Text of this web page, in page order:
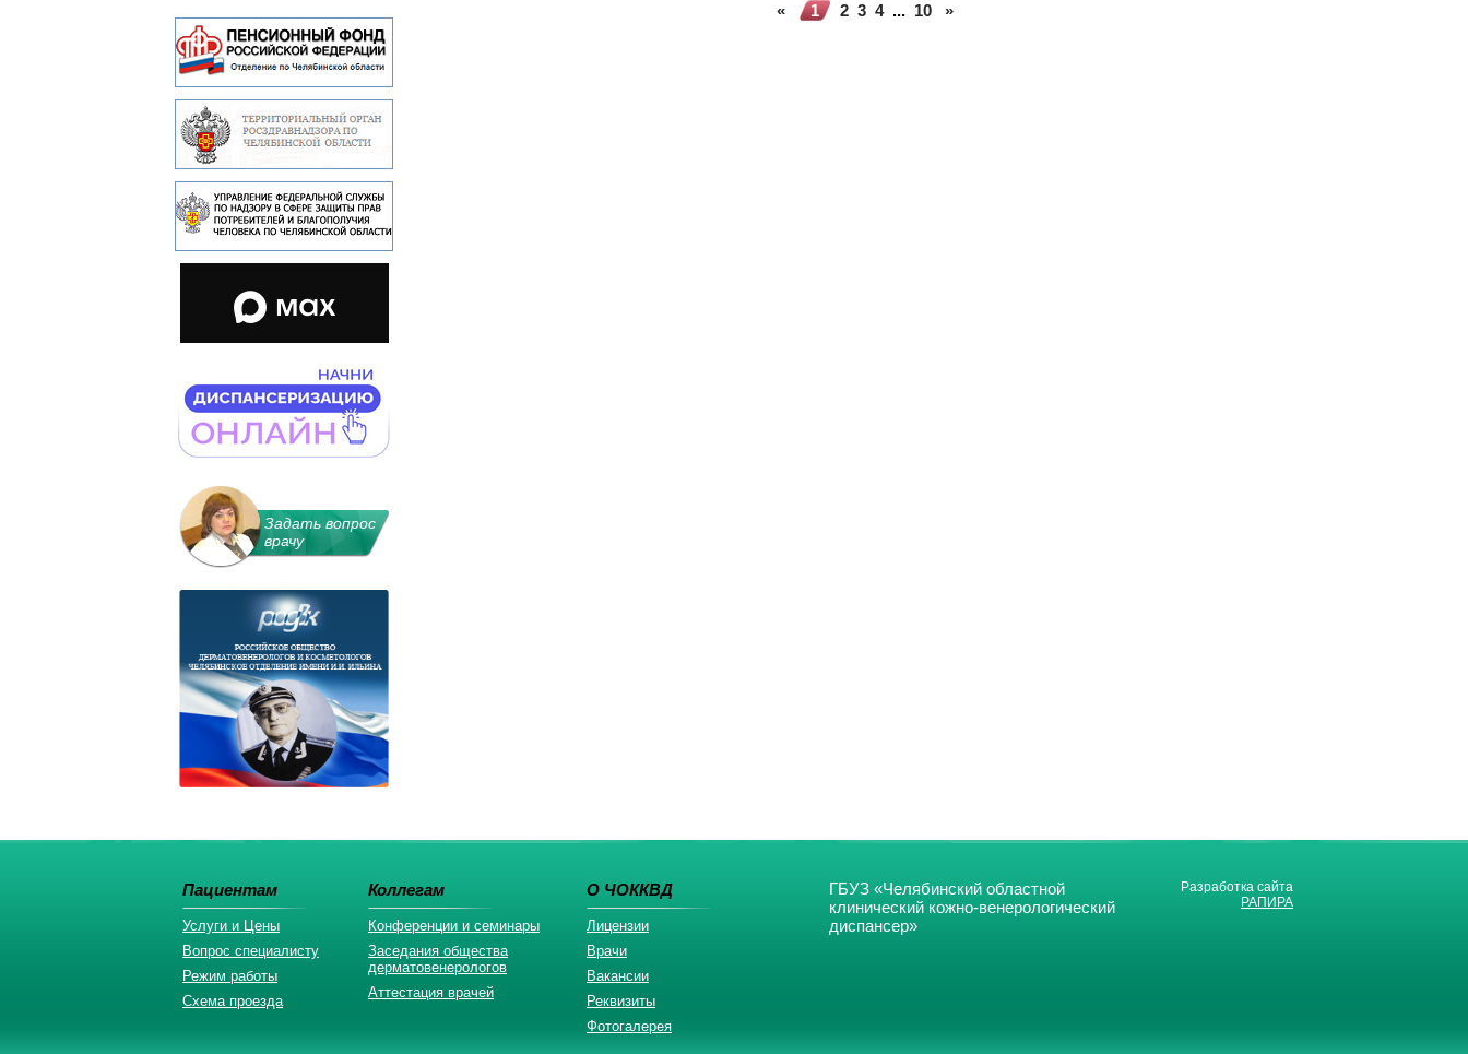
« 1 2 3 4 ... 10 »
Задать вопрос
врачу
Пациентам
Услуги и Цены
Вопрос специалисту
Режим работы
Схема проезда
Коллегам
Конференции и семинары
Заседания общества
дерматовенерологов
Аттестация врачей
О ЧОККВД
Лицензии
Врачи
Вакансии
Реквизиты
Фотогалерея
ГБУЗ «Челябинский областной
клинический кожно-венерологический
диспансер»
Разработка сайта
РАПИРА